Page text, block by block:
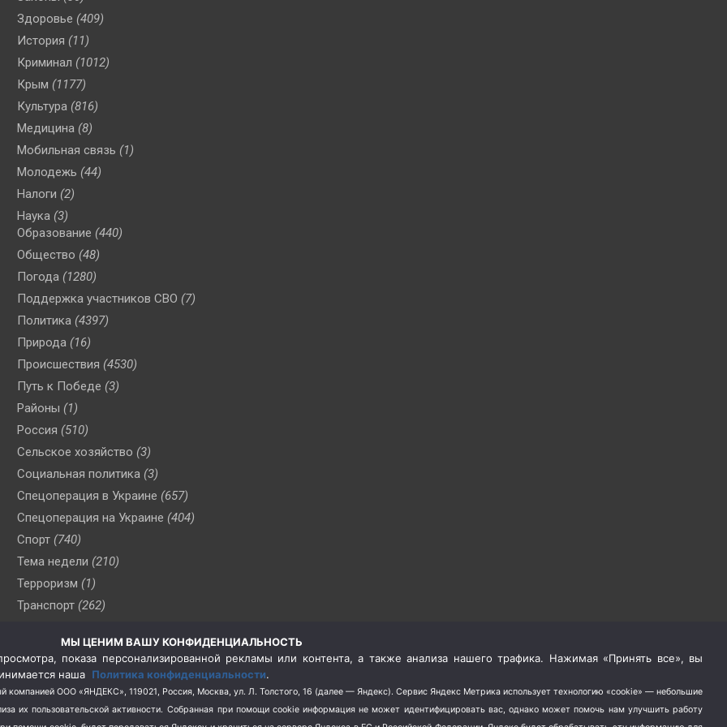
Здоровье (409)
История (11)
Криминал (1012)
Крым (1177)
Культура (816)
Медицина (8)
Мобильная связь (1)
Молодежь (44)
Налоги (2)
Наука (3)
Образование (440)
Общество (48)
Погода (1280)
Поддержка участников СВО (7)
Политика (4397)
Природа (16)
Происшествия (4530)
Путь к Победе (3)
Районы (1)
Россия (510)
Сельское хозяйство (3)
Социальная политика (3)
Спецоперация в Украине (657)
Спецоперация на Украине (404)
Спорт (740)
Тема недели (210)
Терроризм (1)
Транспорт (262)
(76)
Цены (2)
Школа и спорт (2)
Экология (8)
МЫ ЦЕНИМ ВАШУ КОНФИДЕНЦИАЛЬНОСТЬ
показа персонализированной рекламы или контента, а также анализа нашего трафика. Нажимая «Принять все», вы
наша Политика конфиденциальности.
компанией ООО «ЯНДЕКС», 119021, Россия, Москва, ул. Л. Толстого, 16 (далее — Яндекс). Сервис Яндекс Метрика использует технологию «cookie» — небольшие
их пользовательской активности. Собранная при помощи cookie информация не может идентифицировать вас, однако может помочь нам улучшить работу